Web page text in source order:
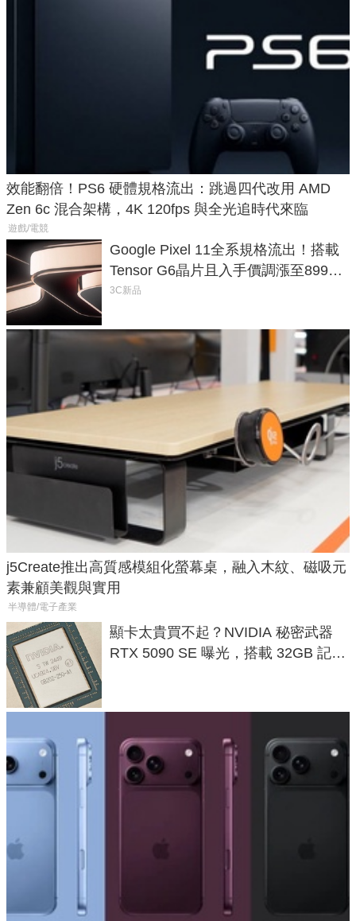
效能翻倍！PS6 硬體規格流出：跳過四代改用 AMD
Zen 6c 混合架構，4K 120fps 與全光追時代來臨
遊戲/電競
Google Pixel 11全系規格流出！搭載
Tensor G6晶片且入手價調漲至899美
元
3C新品
j5Create推出高質感模組化螢幕桌，融入木紋、磁吸元
素兼顧美觀與實用
半導體/電子產業
顯卡太貴買不起？NVIDIA 秘密武器
RTX 5090 SE 曝光，搭載 32GB 記憶